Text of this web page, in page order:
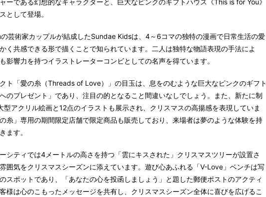
ーである幻想的なキャラクターと、巨大なピンクのギフトハウス《This is for You》
として登場。
芸術家カップルが結成したSundae Kidsは、4～6コマの独特の漫画で日常生活の愛
く共感できる形で描くことで知られています。二人は独特な物語表現の手法によ
影響力を持つイラストレーターコンビとしての名声を得ています。
ト「愛の糸（Threads of Love）」の目玉は、息をのむような巨大なピンクのギフト
のプレゼント」であり、注目の的となること間違いなしでしょう。また、新たに制
型アクリル絵画と12点のイラストも展示され、クリスマスの高揚感を表現していま
糸」専用の期間限定店舗で限定商品も販売しており、来場者は夢のような体験を持
ます。
シティでは4メートルの高さを持つ「雲にキスされた」クリスマスツリーが設置さ
囲気をクリスマスシーズンに添えています。遊び心あふれる「V-Love」ベンチは写
スポットであり、「あなたの心を投函しましょう」と題した郵便ポストのアクティ
様は心のこもったメッセージを共有し、クリスマスシーズン全体に喜びを広げるこ